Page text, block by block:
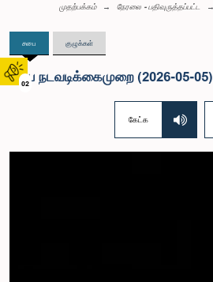
02
முதற்பக்கம் நேரலை - பதிவுருத்தப்பட்ட
சபை குழுக்கள்
சபை நடவடிக்கைமுறை (2026-05-05)
கேட்க